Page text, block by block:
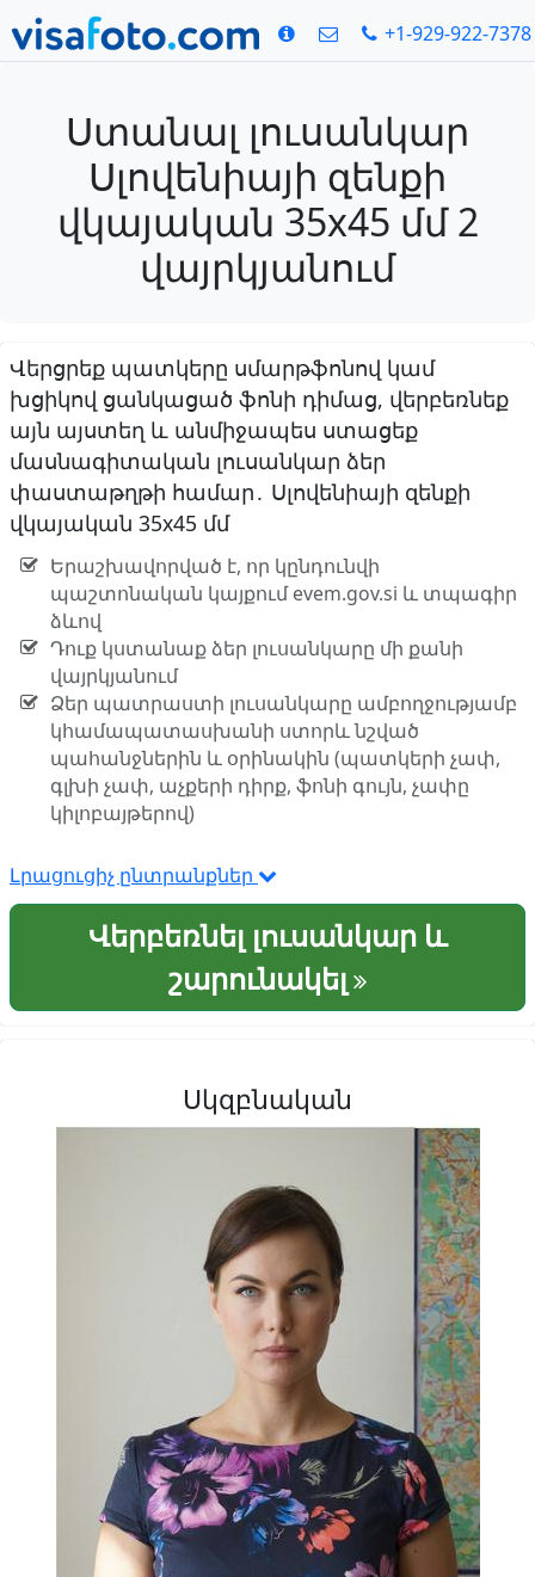
+1-929-922-7378
Ստանալ լուսանկար
Սլովենիայի զենքի
վկայական 35x45 մմ 2
վայրկյանում
Վերցրեք պատկերը սմարթֆոնով կամ
խցիկով ցանկացած ֆոնի դիմաց, վերբեռնեք
այն այստեղ և անմիջապես ստացեք
մասնագիտական լուսանկար ձեր
փաստաթղթի համար․ Սլովենիայի զենքի
վկայական 35x45 մմ
Երաշխավորված է, որ կընդունվի
պաշտոնական կայքում evem.gov.si և տպագիր
ձևով
Դուք կստանաք ձեր լուսանկարը մի քանի
վայրկյանում
Ձեր պատրաստի լուսանկարը ամբողջությամբ
կհամապատասխանի ստորև նշված
պահանջներին և օրինակին (պատկերի չափ,
գլխի չափ, աչքերի դիրք, ֆոնի գույն, չափը
կիլոբայթերով)
Լրացուցիչ ընտրանքներ
Վերբեռնել լուսանկար և
շարունակել
Սկզբնական